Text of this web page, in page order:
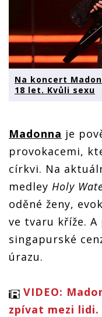
Na koncert
18 let. Kvůli sexu
Madonna je
provokacemi,
církvi. Na
medley Holy
oděné ženy,
ve tvaru kříže.
singapurské
úrazu.
VIDEO:
zpívat mezi lidi.